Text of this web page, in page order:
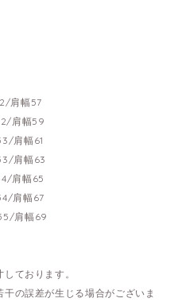
肩幅57
肩幅59
肩幅61
肩幅63
肩幅65
肩幅67
肩幅69
ております。
の誤差が生じる場合がございま